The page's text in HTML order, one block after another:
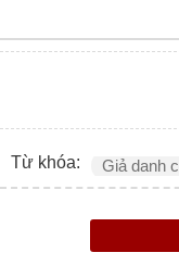
Từ khóa: Giả danh